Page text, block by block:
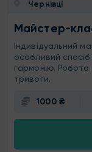
Чернівці
Майстер-
Індивідуальний
особливий спосіб
гармонію.
тривоги.
1000 ₴